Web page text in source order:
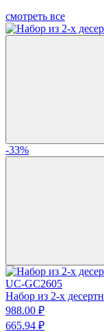
смотреть все
-33%
UC-GC2605
Набор из 2-х
988.00 ₽
665.94 ₽